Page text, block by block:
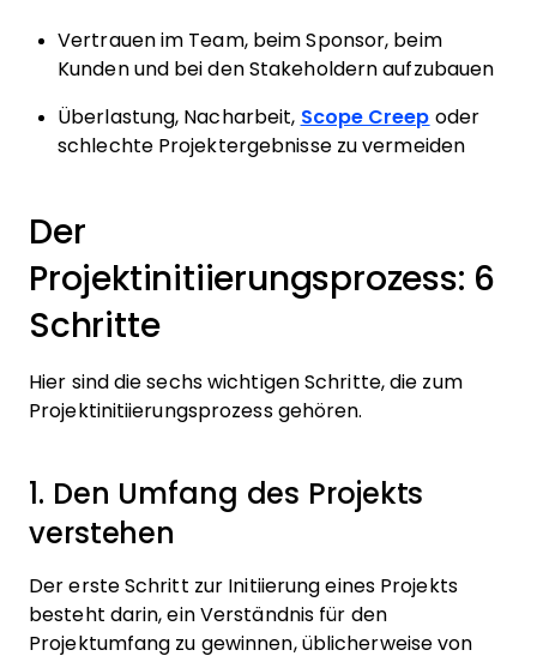
Vertrauen im Team, beim Sponsor, beim
Kunden und bei den Stakeholdern aufzubauen
Überlastung, Nacharbeit, Scope Creep oder
schlechte Projektergebnisse zu vermeiden
Der
Projektinitiierungsprozess: 6
Schritte
Hier sind die sechs wichtigen Schritte, die zum
Projektinitiierungsprozess gehören.
1. Den Umfang des Projekts
verstehen
Der erste Schritt zur Initiierung eines Projekts
besteht darin, ein Verständnis für den
Projektumfang zu gewinnen, üblicherweise von